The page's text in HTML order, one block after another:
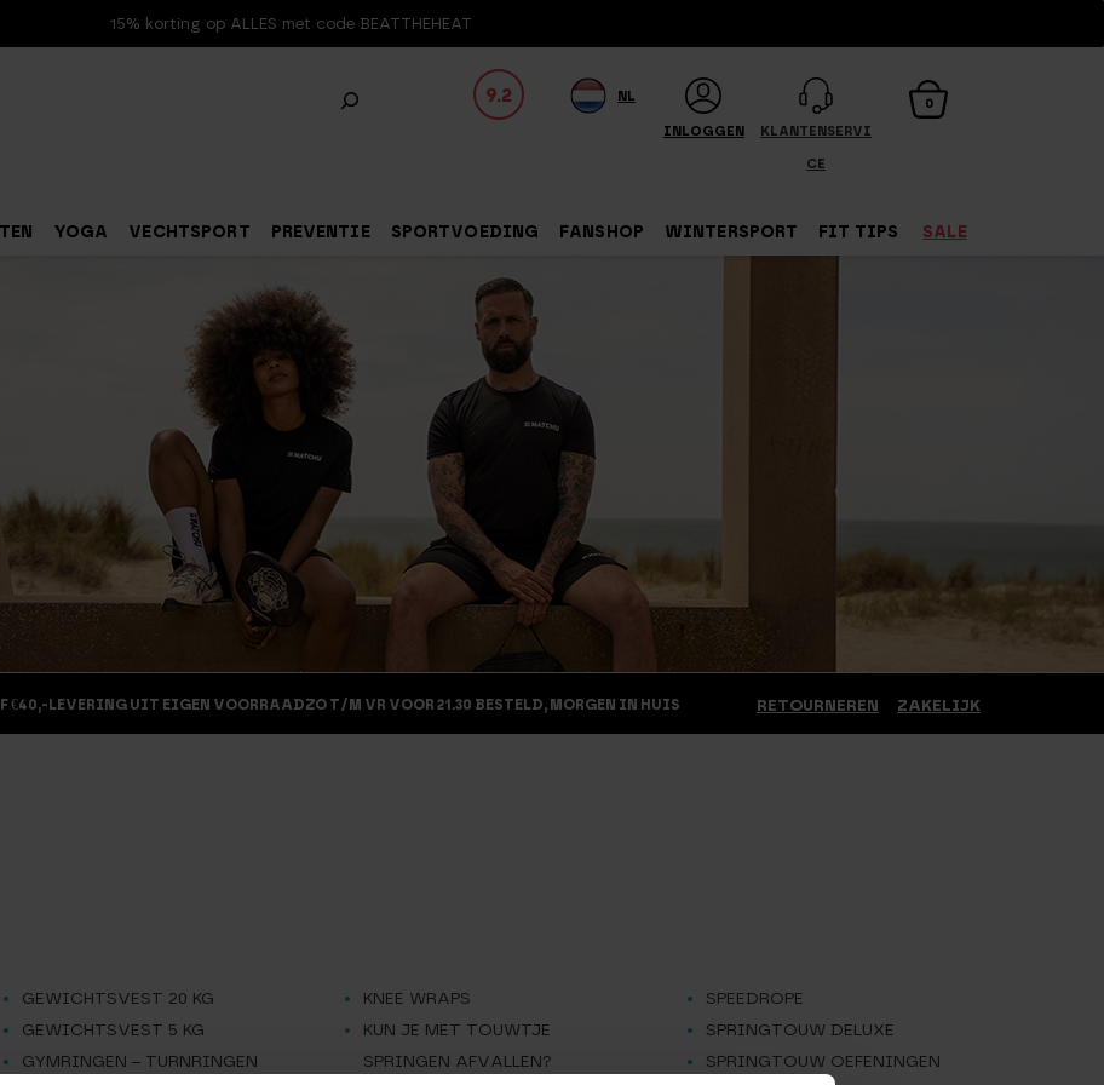
15% korting op ALLES met code BEATTHEHEAT
9.2 NL
INLOGGEN KLANTENSERVI
CE
0
YOGA VECHTSPORT PREVENTIE SPORTVOEDING FANSHOP WINTERSPORT FIT TIPS SALE
RETOURNEREN ZAKELIJK
€40,- LEVERING UIT EIGEN VOORRAADZO T/M VR VOOR 21.30 BESTELD, MORGEN IN HUIS
GEWICHTSVEST 20 KG
GEWICHTSVEST 5 KG
GYMRINGEN – TURNRINGEN
KNEE WRAPS
KUN JE MET TOUWTJE
SPRINGEN AFVALLEN?
SPEEDROPE
SPRINGTOUW DELUXE
SPRINGTOUW OEFENINGEN